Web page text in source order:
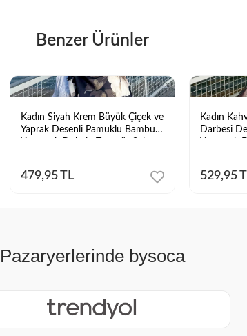
Benzer Ürünler
Kadın Siyah Krem Büyük Çiçek ve
Yaprak Desenli Pamuklu Bambu
479,95 TL
Kadın
Darbesi
529,95